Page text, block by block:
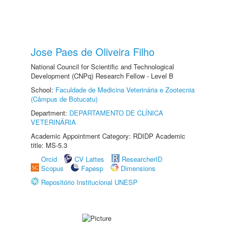
Jose Paes de Oliveira Filho
National Council for Scientific and Technological
Development (CNPq) Research Fellow - Level B
School: Faculdade de Medicina Veterinária e Zootecnia
(Câmpus de Botucatu)
Department: DEPARTAMENTO DE CLÍNICA
VETERINÁRIA
Academic Appointment Category: RDIDP Academic
title: MS-5.3
Orcid
CV Lattes
ResearcherID
Scopus
Fapesp
Dimensions
Repositório Institucional UNESP